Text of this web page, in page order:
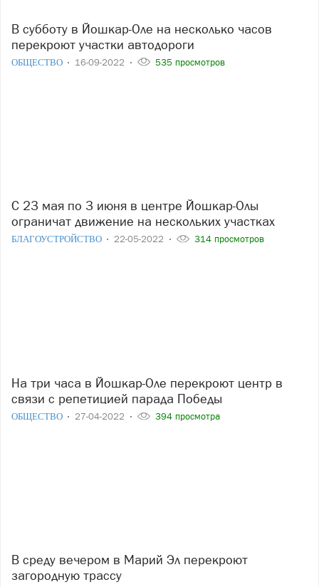
В субботу в Йошкар-Оле на несколько часов
перекроют участки автодороги
ОБЩЕСТВО 16-09-2022 535 просмотров
С 23 мая по 3 июня в центре Йошкар-Олы
ограничат движение на нескольких участках
БЛАГОУСТРОЙСТВО 22-05-2022 314 просмотров
На три часа в Йошкар-Оле перекроют центр в
связи с репетицией парада Победы
ОБЩЕСТВО 27-04-2022 394 просмотра
В среду вечером в Марий Эл перекроют
загородную трассу